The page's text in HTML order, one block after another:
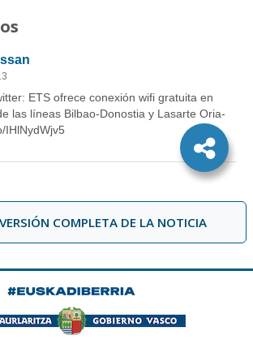
COMPLETA DE LA NOTICIA